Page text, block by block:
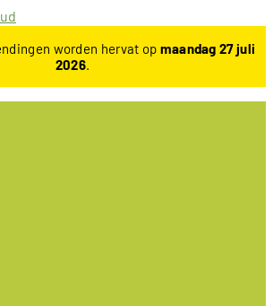
worden hervat op maandag 27 juli
2026.